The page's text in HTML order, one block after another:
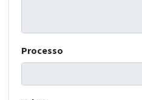
Processo